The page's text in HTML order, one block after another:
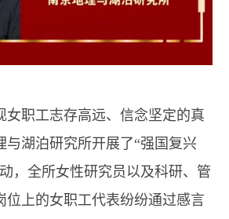
女职工志存高远、信念坚定的真
与湖泊研究所开展了“强国复兴
，全所女性研究员以及科研、管
位上的女职工代表纷纷通过感言